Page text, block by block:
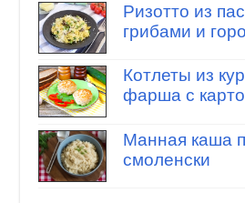
Ризотто из
грибами и
Котлеты из
фарша с
Манная каша
смоленски